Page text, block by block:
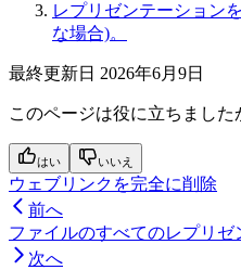
レプリゼンテーション
な場合)。
最終更新日 2026年6月9日
このページは役に立ちました
はい いいえ
ウェブリンクを完全に削除
前へ
ファイルのすべてのレプリ
次へ